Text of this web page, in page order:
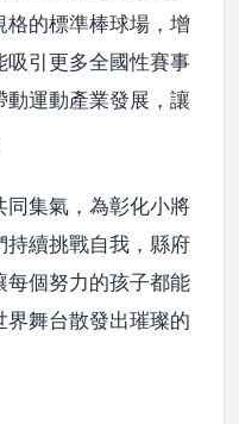
的標準棒球場，增
吸引更多全國性賽事
運動產業發展，讓
同集氣，為彰化小將
持續挑戰自我，縣府
每個努力的孩子都能
舞台散發出璀璨的